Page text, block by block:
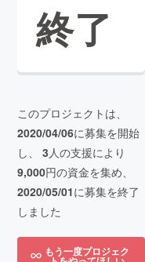
終了
このプロジェクトは、
2020/04/06に募集を開始
し、 3人の支援により
9,000円の資金を集め、
2020/05/01に募集を終了
しました
もう一度プロジェク